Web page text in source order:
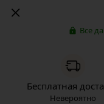
Все
Бесплатная
Невероятно